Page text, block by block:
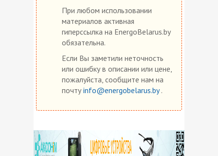
При любом использовании
материалов активная
гиперссылка на EnergoBelarus.by
обязательна.
Если Вы заметили неточность
или ошибку в описании или цене,
пожалуйста, сообщите нам на
почту info@energobelarus.by.